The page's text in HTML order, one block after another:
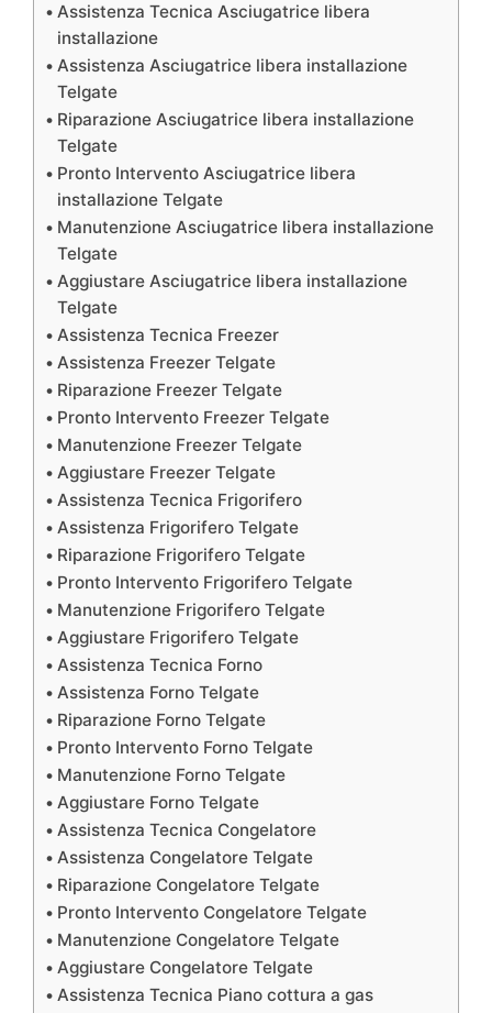
Assistenza Tecnica Asciugatrice libera
installazione
Assistenza Asciugatrice libera installazione
Telgate
Riparazione Asciugatrice libera installazione
Telgate
Pronto Intervento Asciugatrice libera
installazione Telgate
Manutenzione Asciugatrice libera installazione
Telgate
Aggiustare Asciugatrice libera installazione
Telgate
Assistenza Tecnica Freezer
Assistenza Freezer Telgate
Riparazione Freezer Telgate
Pronto Intervento Freezer Telgate
Manutenzione Freezer Telgate
Aggiustare Freezer Telgate
Assistenza Tecnica Frigorifero
Assistenza Frigorifero Telgate
Riparazione Frigorifero Telgate
Pronto Intervento Frigorifero Telgate
Manutenzione Frigorifero Telgate
Aggiustare Frigorifero Telgate
Assistenza Tecnica Forno
Assistenza Forno Telgate
Riparazione Forno Telgate
Pronto Intervento Forno Telgate
Manutenzione Forno Telgate
Aggiustare Forno Telgate
Assistenza Tecnica Congelatore
Assistenza Congelatore Telgate
Riparazione Congelatore Telgate
Pronto Intervento Congelatore Telgate
Manutenzione Congelatore Telgate
Aggiustare Congelatore Telgate
Assistenza Tecnica Piano cottura a gas